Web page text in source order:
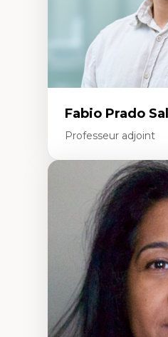
Intersectionnalité et
Méthodes
antiraciste,
Approche
Pair-aidance, proche
choisie et soutien
Intervention de
Recherche
et centrée sur la
Fabio Prado
Professeur adjoint
Expertises
Innovation sociale
Technologies sociales
Entrepreneuriat
Approches critiques
Discours, récits et
management
Transformation
communautés
Politiques d’inclusion
Études
Créativité et
Méthodologies